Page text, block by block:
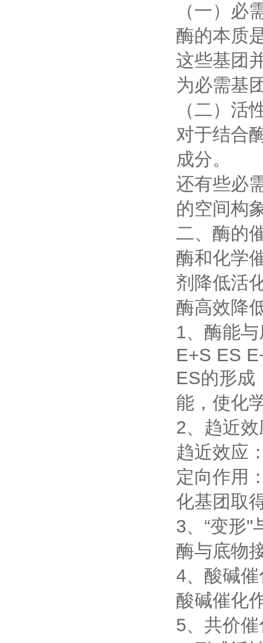
（一）必
酶的本质
这些基团
为必需基
（二）活
对于结合
成分。
还有些必
的空间构
二、酶的
酶和化学
剂降低活
酶高效降
1、酶能
E+S ES
ES的形成
能，使化
2、趋近
趋近效应
定向作用
化基团取
3、“变形"
酶与底物
4、酸碱
酸碱催化
5、共价